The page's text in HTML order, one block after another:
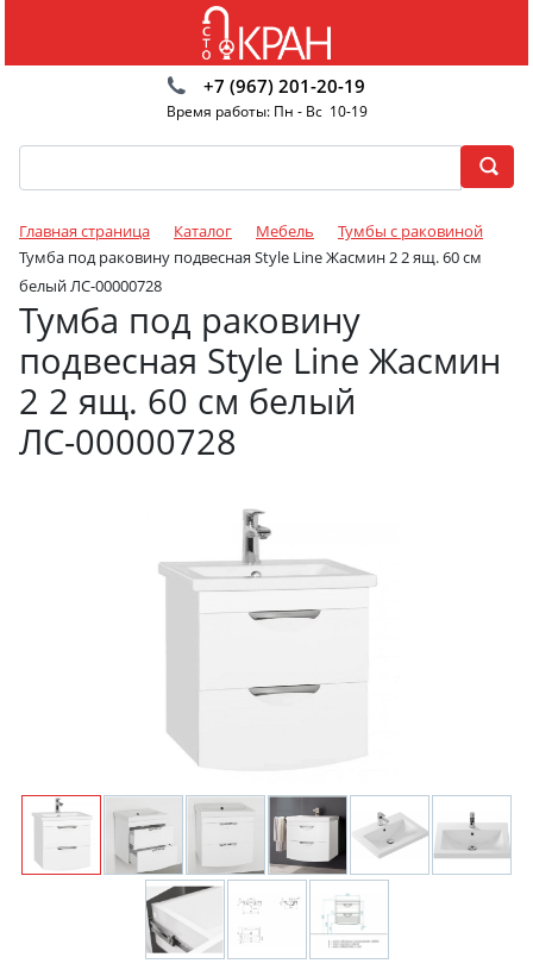
+7 (967) 201-20-19
Время работы: Пн - Вс 10-19
Главная страница Каталог Мебель
Тумбы с раковиной
Тумба под раковину подвесная Style Line Жасмин 2 2 ящ. 60 см
белый ЛС-00000728
Тумба под раковину
подвесная Style Line Жасмин
2 2 ящ. 60 см белый
ЛС-00000728